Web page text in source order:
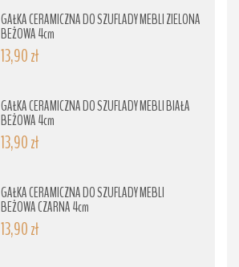
GAŁKA CERAMICZNA DO SZUFLADY MEBLI ZIELONA
BEŻOWA 4cm
13,90 zł
GAŁKA CERAMICZNA DO SZUFLADY MEBLI BIAŁA
BEŻOWA 4cm
13,90 zł
GAŁKA CERAMICZNA DO SZUFLADY MEBLI
BEŻOWA CZARNA 4cm
13,90 zł